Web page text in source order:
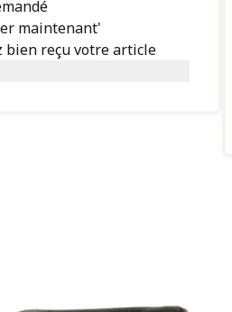
maintenant'
bien reçu votre article